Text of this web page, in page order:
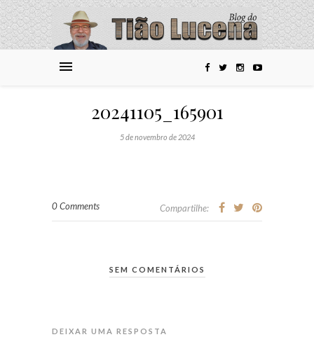
20241105_165901
5 de novembro de 2024
0 Comments Compartilhe:
SEM COMENTÁRIOS
DEIXAR UMA RESPOSTA